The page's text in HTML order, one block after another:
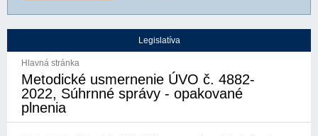
Legislatíva
Hlavná stránka
Metodické usmernenie ÚVO č. 4882-
2022, Súhrnné správy - opakované
plnenia